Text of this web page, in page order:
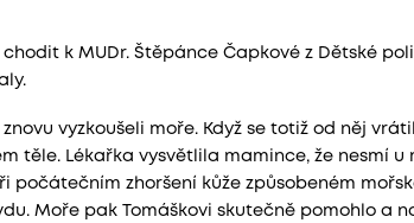
k MUDr. Štěpánce Čapkové z Dětské
vyzkoušeli moře. Když se totiž od něj
těle. Lékařka vysvětlila mamince, že nesmí u
počátečním zhoršení kůže způsobeném
Moře pak Tomáškovi skutečně pomohlo a